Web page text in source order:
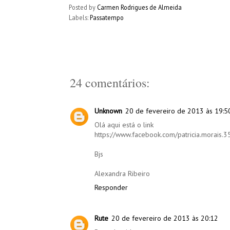
Posted by Carmen Rodrigues de Almeida
Labels:Passatempo
24 comentários:
Unknown 20 de fevereiro de 2013 às
Olá aqui está o link
https://www.facebook.com/
Bjs
Alexandra Ribeiro
Responder
Rute 20 de fevereiro de 2013 às 20:12